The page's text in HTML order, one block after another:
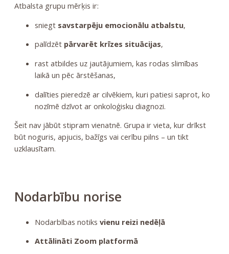
Atbalsta grupu mērķis ir:
sniegt savstarpēju emocionālu atbalstu,
palīdzēt pārvarēt krīzes situācijas,
rast atbildes uz jautājumiem, kas rodas slimības
laikā un pēc ārstēšanas,
dalīties pieredzē ar cilvēkiem, kuri patiesi saprot, ko
nozīmē dzīvot ar onkoloģisku diagnozi.
Šeit nav jābūt stipram vienatnē. Grupa ir vieta, kur drīkst
būt noguris, apjucis, bažīgs vai cerību pilns – un tikt
uzklausītam.
Nodarbību norise
Nodarbības notiks vienu reizi nedēļā
Attālināti Zoom platformā